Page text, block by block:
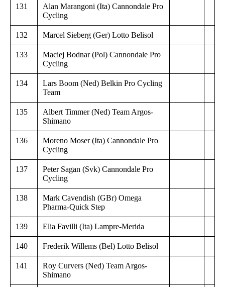
131
Alan Marangoni (Ita) Cannondale Pro
Cycling
132 Marcel Sieberg (Ger) Lotto Belisol
133
Maciej Bodnar (Pol) Cannondale Pro
Cycling
134
Lars Boom (Ned) Belkin Pro Cycling
Team
135
Albert Timmer (Ned) Team Argos-
Shimano
136
Moreno Moser (Ita) Cannondale Pro
Cycling
137
Peter Sagan (Svk) Cannondale Pro
Cycling
138
Mark Cavendish (GBr) Omega
Pharma-Quick Step
139 Elia Favilli (Ita) Lampre-Merida
140 Frederik Willems (Bel) Lotto Belisol
141
Roy Curvers (Ned) Team Argos-
Shimano